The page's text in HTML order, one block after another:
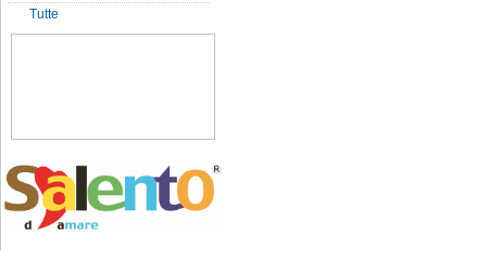
Tutte